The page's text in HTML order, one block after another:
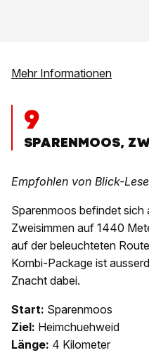
Mehr Informationen
9
SPARENMOOS,
Empfohlen von Blick-
Sparenmoos befindet
Zweisimmen auf 1440
auf der beleuchteten
Kombi-Package ist
Znacht dabei.
Start: Sparenmoos
Ziel: Heimchuehweid
Länge: 4 Kilometer